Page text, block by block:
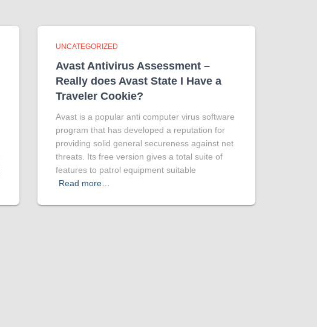
UNCATEGORIZED
Avast Antivirus Assessment –
Really does Avast State I Have a
Traveler Cookie?
Avast is a popular anti computer virus software
program that has developed a reputation for
providing solid general secureness against net
threats. Its free version gives a total suite of
features to patrol equipment suitable
Read more…